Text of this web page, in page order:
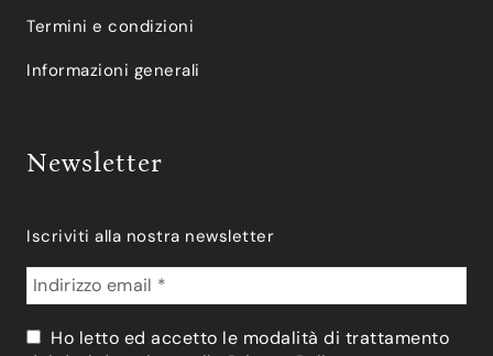
Termini e condizioni
Informazioni generali
Newsletter
Iscriviti alla nostra newsletter
Ho letto ed accetto le modalità di trattamento